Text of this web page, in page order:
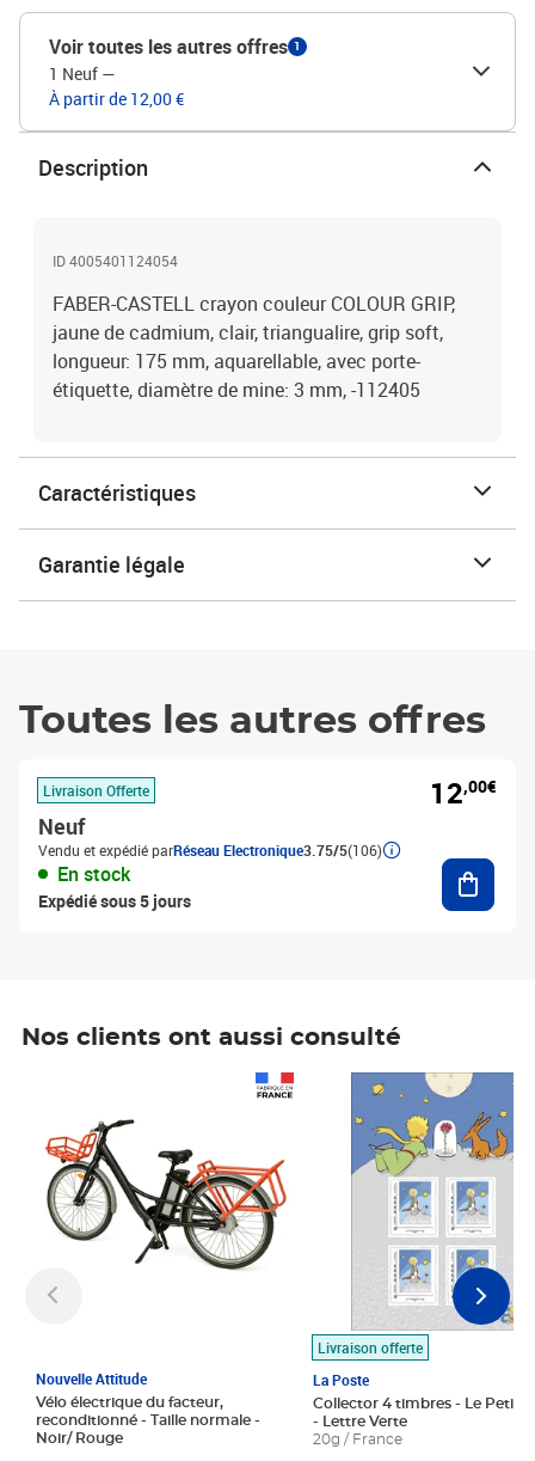
Voir toutes les autres offres 1
1 Neuf —
À partir de 12,00 €
Description
ID 4005401124054
FABER-CASTELL crayon couleur COLOUR GRIP,
jaune de cadmium, clair, triangualire, grip soft,
longueur: 175 mm, aquarellable, avec porte-
étiquette, diamètre de mine: 3 mm, -112405
Caractéristiques
Garantie légale
Toutes les autres offres
Livraison Offerte
Neuf
Vendu et expédié parRéseau Electronique3.75/5(106)
En stock
Expédié sous 5 jours
12,00€
Nos clients ont aussi consulté
Nouvelle Attitude
Vélo électrique du facteur,
reconditionné - Taille normale -
Noir/ Rouge
Livraison offerte
La Poste
Collector 4 timbres - Le Petit
- Lettre Verte
20g / France
Prix 7,50€